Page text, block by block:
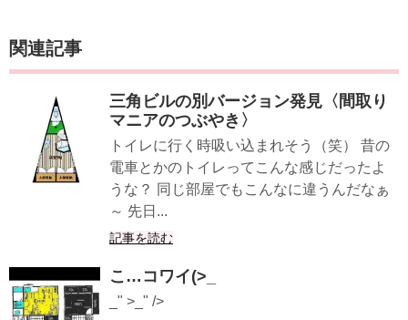
関連記事
三角ビルの別バージョン発見〈間取り
マニアのつぶやき〉
トイレに行く時吸い込まれそう（笑） 昔の
電車とかのトイレってこんな感じだったよ
うな？ 同じ部屋でもこんなに違うんだなぁ
～ 先日...
記事を読む
こ…コワイ(>_
_" >_" />